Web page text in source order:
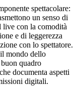
spettacolare:
un senso di
live con la comodità
e di leggerezza
con lo spettatore.
mondo dello
quadro
documenta aspetti
digitali.